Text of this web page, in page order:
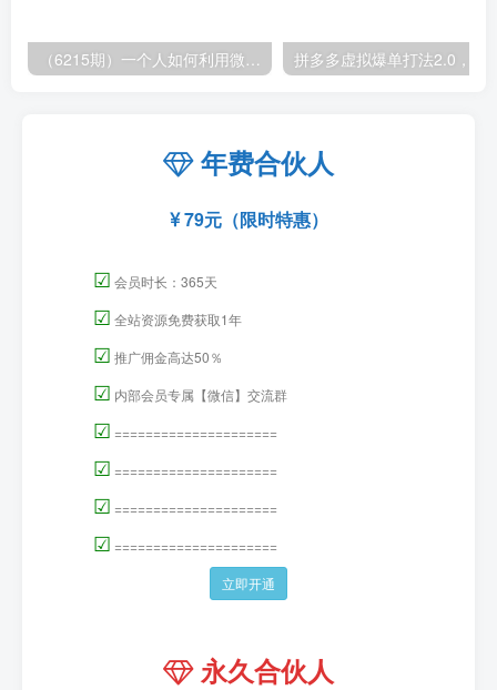
年费合伙人
79元（限时特惠）
☑ 会员时长：365天
☑ 全站资源免费获取1年
☑ 推广佣金高达50％
☑ 内部会员专属【微信】交流群
☑ =====================
☑ =====================
☑ =====================
☑ =====================
立即开通
永久合伙人